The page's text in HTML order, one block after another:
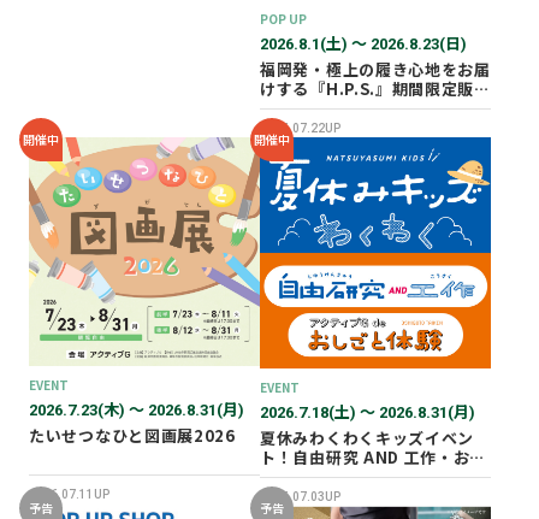
POP UP
2026.8.1(土) 〜 2026.8.23(日)
福岡発・極上の履き心地をお届
けする『H.P.S.』期間限定販売
会を開催✨
2026.07.22UP
開催中
EVENT
2026.7.23(木) 〜 2026.8.31(月)
たいせつなひと図画展2026
2026.07.11UP
開催中
EVENT
2026.7.18(土) 〜 2026.8.31(月)
夏休みわくわくキッズイベン
ト！自由研究 AND 工作・おし
ごと体験！
2026.07.03UP
予告 予告